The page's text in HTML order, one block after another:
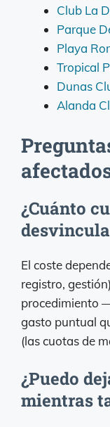
Club La
Parque
Playa
Tropical
Dunas
Alanda
¿Cuánto
El coste
registro,
procedimiento
gasto puntual
(las cuotas de
¿Puedo
mientras